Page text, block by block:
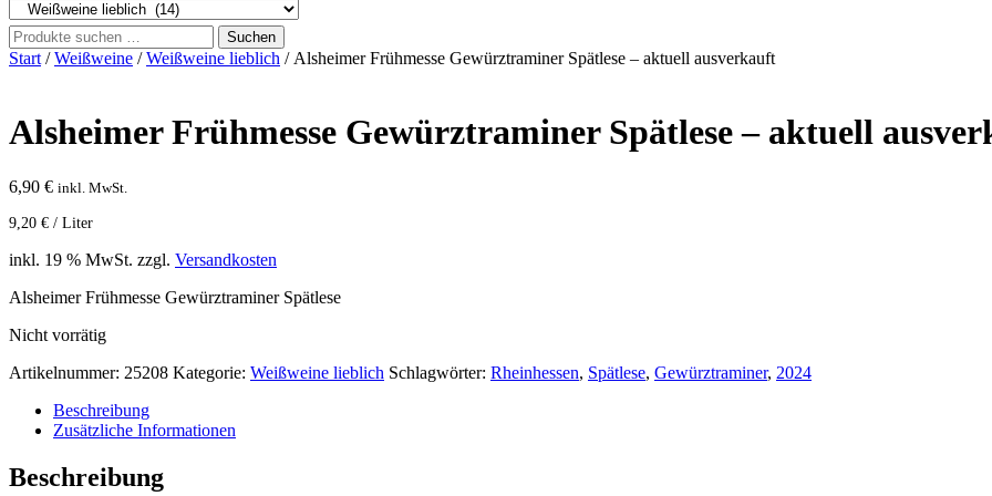
Suche
nach:
Suchen
Start /Weißweine /Weißweine lieblich / Alsheimer Frühmesse Gewürztraminer Spätlese – aktuell ausverkauft
Alsheimer Frühmesse Gewürztraminer Spätlese – aktuell
6,90 € inkl. MwSt.
9,20 € / Liter
inkl. 19 % MwSt. zzgl. Versandkosten
Alsheimer Frühmesse Gewürztraminer Spätlese
Nicht vorrätig
Artikelnummer: 25208 Kategorie: Weißweine lieblich Schlagwörter: Rheinhessen, Spätlese, Gewürztraminer, 2024
Beschreibung
Zusätzliche Informationen
Beschreibung